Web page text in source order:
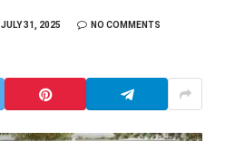
JULY 31, 2025 NO COMMENTS